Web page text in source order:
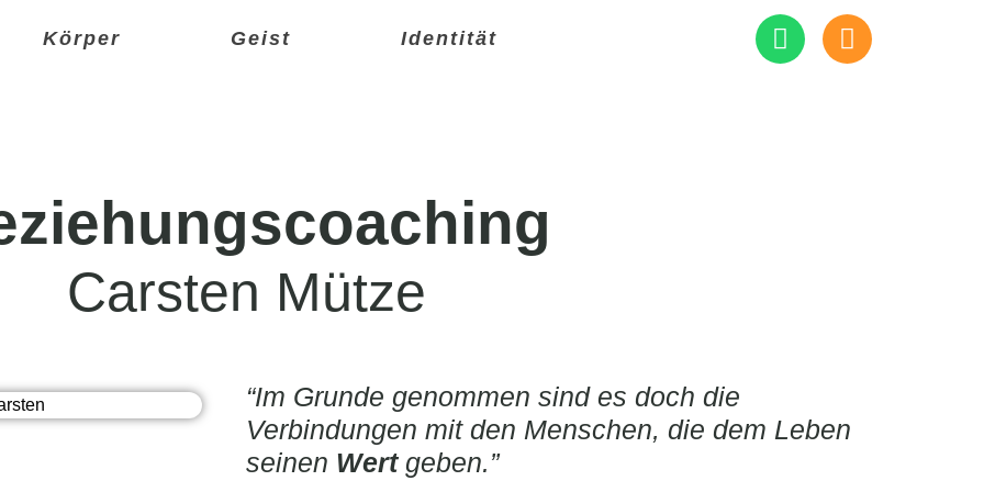
Körper Geist Identität
Carsten Mütze
“Im Grunde genommen sind es doch die
Verbindungen mit den Menschen, die dem Leben
seinen Wertgeben.”